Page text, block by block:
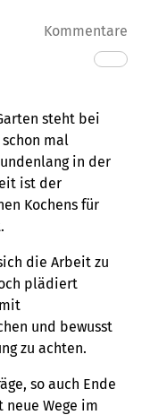
Kommentare
steht bei
mal
in der
ist der
Kochens für
die Arbeit zu
plädiert
und bewusst
zu achten.
so auch Ende
neue Wege im